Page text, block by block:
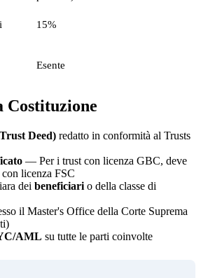
15%
Esente
Costituzione
Deed) redatto in conformità al Trusts
— Per i trust con licenza GBC, deve
con licenza FSC
dei beneficiari o della classe di
il Master's Office della Corte Suprema
AML su tutte le parti coinvolte